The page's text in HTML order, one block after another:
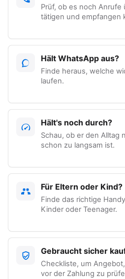
Prüf, ob es noch Anrufe
tätigen und empfangen
Hält WhatsApp aus?
Finde heraus, welche
laufen.
Hält's noch durch?
Schau, ob er den Alltag
schon zu langsam ist.
Für Eltern oder Kind?
Finde das richtige
Kinder oder Teenager.
Gebraucht sicher
Checkliste, um
vor der Zahlung zu